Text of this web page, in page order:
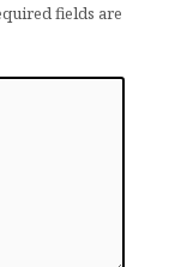
fields are